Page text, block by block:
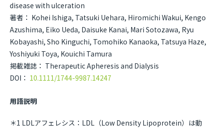
disease with ulceration
著者： Kohei Ishiga, Tatsuki Uehara, Hiromichi Wakui, Kengo
Azushima, Eiko Ueda, Daisuke Kanai, Mari Sotozawa, Ryu
Kobayashi, Sho Kinguchi, Tomohiko Kanaoka, Tatsuya Haze,
Yoshiyuki Toya, Kouichi Tamura
掲載雑誌： Therapeutic Apheresis and Dialysis
DOI： 10.1111/1744-9987.14247
用語説明
＊1 LDLアフェレシス：LDL（Low Density Lipoprotein）は動